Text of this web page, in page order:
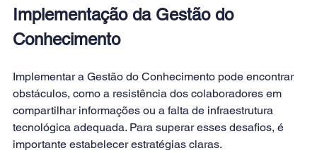
Implementação da Gestão do
Conhecimento
Implementar a Gestão do Conhecimento pode encontrar
obstáculos, como a resistência dos colaboradores em
compartilhar informações ou a falta de infraestrutura
tecnológica adequada. Para superar esses desafios, é
importante estabelecer estratégias claras.